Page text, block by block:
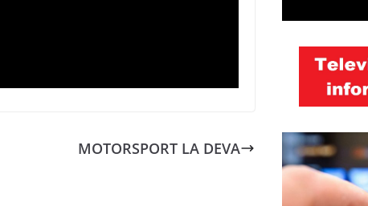
MOTORSPORT LA DEVA